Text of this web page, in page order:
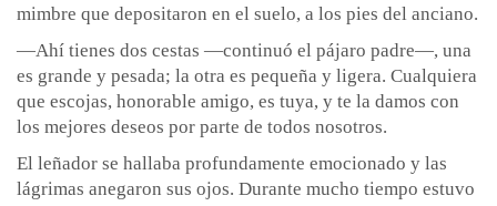
mimbre que depositaron en el suelo, a los pies del anciano.
—Ahí tienes dos cestas —continuó el pájaro padre—, una
es grande y pesada; la otra es pequeña y ligera. Cualquiera
que escojas, honorable amigo, es tuya, y te la damos con
los mejores deseos por parte de todos nosotros.
El leñador se hallaba profundamente emocionado y las
lágrimas anegaron sus ojos. Durante mucho tiempo estuvo